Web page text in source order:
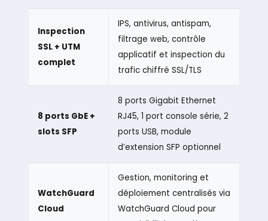
Inspection
SSL + UTM
complet
IPS, antivirus, antispam,
filtrage web, contrôle
applicatif et inspection du
trafic chiffré SSL/TLS
8 ports GbE +
slots SFP
8 ports Gigabit Ethernet
RJ45, 1 port console série, 2
ports USB, module
d’extension SFP optionnel
WatchGuard
Cloud
Gestion, monitoring et
déploiement centralisés via
WatchGuard Cloud pour